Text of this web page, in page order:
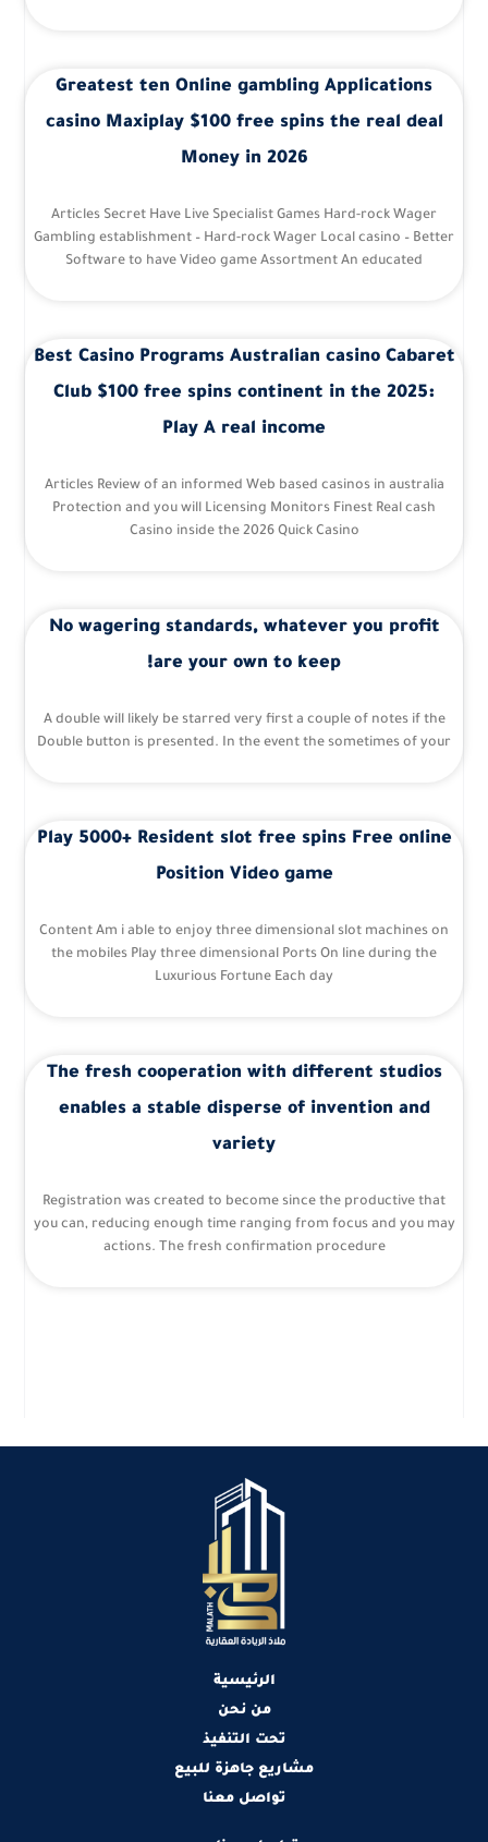
Greatest ten Online gambling Applications
casino Maxiplay $100 free spins the real deal
Money in 2026
Articles Secret Have Live Specialist Games Hard-rock Wager
Gambling establishment – Hard-rock Wager Local casino – Better
Software to have Video game Assortment An educated
Best Casino Programs Australian casino Cabaret
Club $100 free spins continent in the 2025:
Play A real income
Articles Review of an informed Web based casinos in australia
Protection and you will Licensing Monitors Finest Real cash
Casino inside the 2026 Quick Casino
No wagering standards, whatever you profit
are your own to keep!
A double will likely be starred very first a couple of notes if the
Double button is presented. In the event the sometimes of your
Play 5000+ Resident slot free spins Free online
Position Video game
Content Am i able to enjoy three dimensional slot machines on
the mobiles Play three dimensional Ports On line during the
Luxurious Fortune Each day
The fresh cooperation with different studios
enables a stable disperse of invention and
variety
Registration was created to become since the productive that
you can, reducing enough time ranging from focus and you may
actions. The fresh confirmation procedure
الرئيسية
من نحن
تحت التنفيذ
مشاريع جاهزة للبيع
تواصل معنا